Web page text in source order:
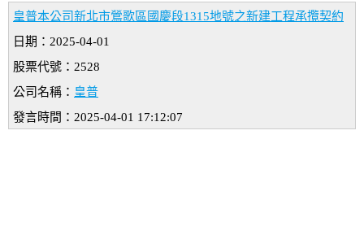
皇普本公司新北市鶯歌區國慶段1315地號之新建工程承攬契約
日期：2025-04-01
股票代號：2528
公司名稱： 皇普
發言時間：2025-04-01 17:12:07